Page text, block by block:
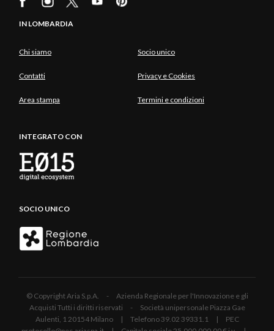
IN LOMBARDIA
Chi siamo Socio unico
Contatti Privacy e Cookies
Area stampa Termini e condizioni
INTEGRATO CON
SOCIO UNICO
© Copyright Aria S.p.A. - Azienda Regionale per l'Innovazione e gli
Acquisti Tutti i diritti riservati - Società unipersonale Piazza Gae
Aulenti, 1 20154 Milano | Telefono 39.02 39331.1 | PEC